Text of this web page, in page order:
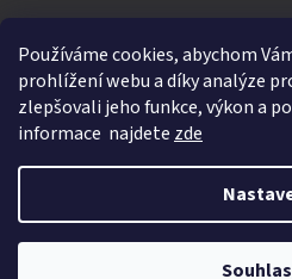
Používáme cookies, abychom
prohlížení webu a díky analýze
zlepšovali jeho funkce, výkon a
informace najdete zde
Facebook
Vytvořil
Nash.cz.